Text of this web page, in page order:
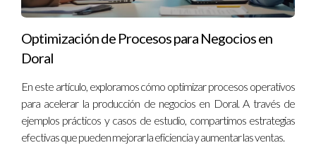
Optimización de Procesos para Negocios en
Doral
En este artículo, exploramos cómo optimizar procesos operativos
para acelerar la producción de negocios en Doral. A través de
ejemplos prácticos y casos de estudio, compartimos estrategias
efectivas que pueden mejorar la eficiencia y aumentar las ventas.